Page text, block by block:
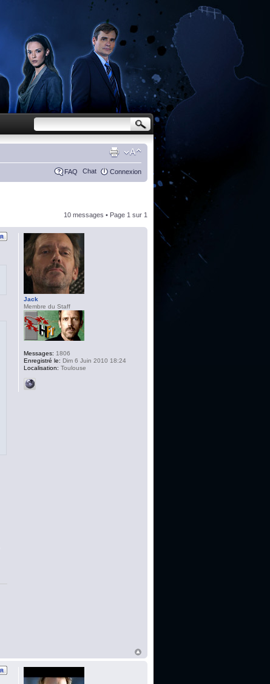
FAQ Chat Connexion
10 messages • Page 1 sur 1
Jack
Membre du Staff
Messages: 1806
Enregistré le: Dim 6 Juin 2010 18:24
Localisation: Toulouse